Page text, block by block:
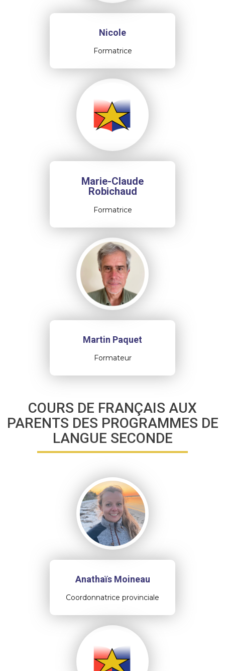
Nicole
Formatrice
Marie-Claude
Robichaud
Formatrice
Martin Paquet
Formateur
COURS DE FRANÇAIS AUX
PARENTS DES PROGRAMMES DE
LANGUE SECONDE
Anathaïs Moineau
Coordonnatrice provinciale